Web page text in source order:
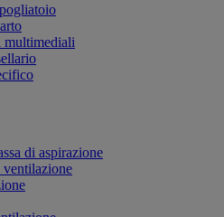
multimediali
di aspirazione
ventilazione